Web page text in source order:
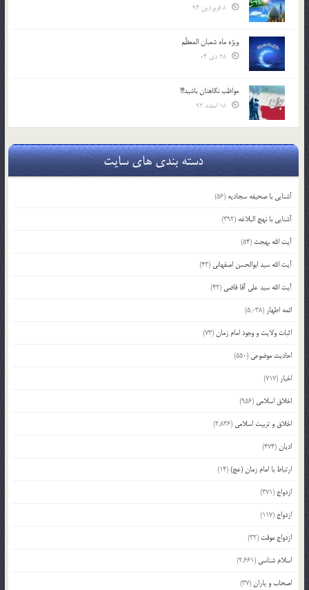
ویژه ماه شعبان المعظّم
مواظب نگاهتان باشید!!!
دسته بندی های سایت
آشنایی با صحیفه سجادیه (56)
آشنایی با نهج البلاغه (392)
آیت الله بهجت (54)
آیت الله سید ابوالحسن اصفهانی (43)
آیت الله سید علی آقا قاضی (42)
ائمه اطهار (5,038)
اثبات ولایت و وجود امام زمان(73)
احادیث موضوعی (550)
اخبار (717)
اخلاق اسلامی (956)
اخلاق و تربیت اسلامی (2,836)
ادیان(474)
ارتباط با امام زمان (عج)(14)
ازدواج (371)
ازدواج (117)
ازدواج موقت (32)
اسلام شناسی (2,661)
اصحاب و یاران(37)